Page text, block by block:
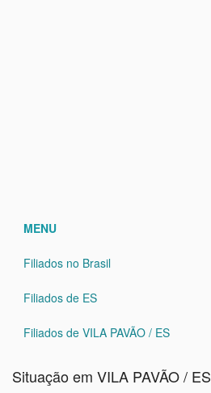
MENU
Filiados no Brasil
Filiados de ES
Filiados de VILA PAVÃO / ES
Situação em VILA PAVÃO / ES